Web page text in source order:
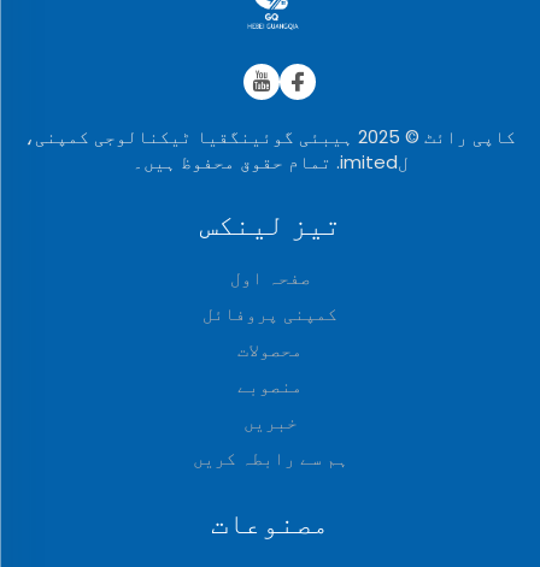
کاپی رائٹ © 2025 ہیبئی گوئینگقیا ٹیکنالوجی کمپنی،
لimited. تمام حقوق محفوظ ہیں۔
تیز لینکس
صفحہ اول
کمپنی پروفائل
محصولات
منصوبے
خبریں
ہم سے رابطہ کریں
مصنوعات